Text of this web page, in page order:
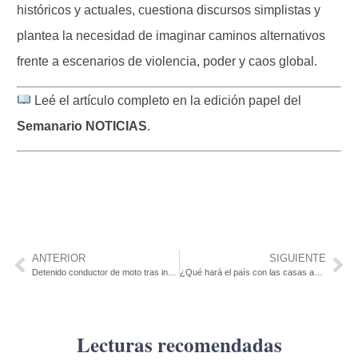
históricos y actuales, cuestiona discursos simplistas y
plantea la necesidad de imaginar caminos alternativos
frente a escenarios de violencia, poder y caos global.
Leé el artículo completo en la edición papel del
Semanario NOTICIAS.
ANTERIOR SIGUIENTE
¿Qué hará el país con las casas abandonadas con deuda?
Lecturas recomendadas